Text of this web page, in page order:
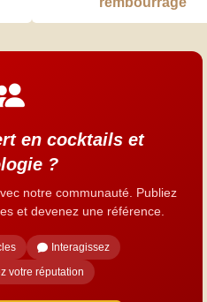
en cocktails et
?
notre communauté. Publiez
et devenez une référence.
Interagissez
votre réputation